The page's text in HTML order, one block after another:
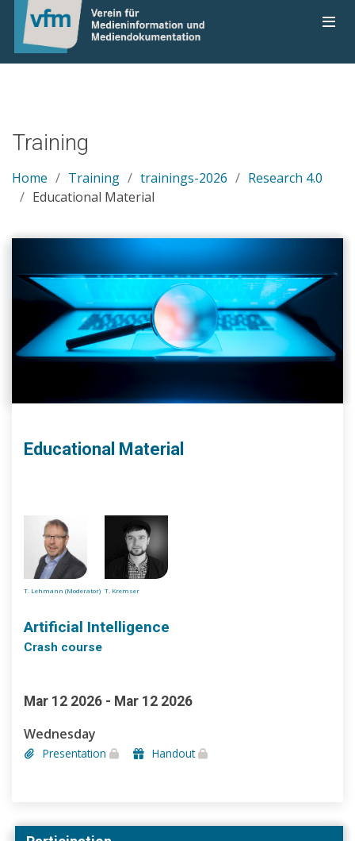
Training
Home Training trainings-2026
Research 4.0
Educational Material
Educational Material
T. Lehmann (Moderator) T. Kremser
Artificial Intelligence
Crash course
Mar 12 2026 - Mar 12 2026
Wednesday
Presentation Handout